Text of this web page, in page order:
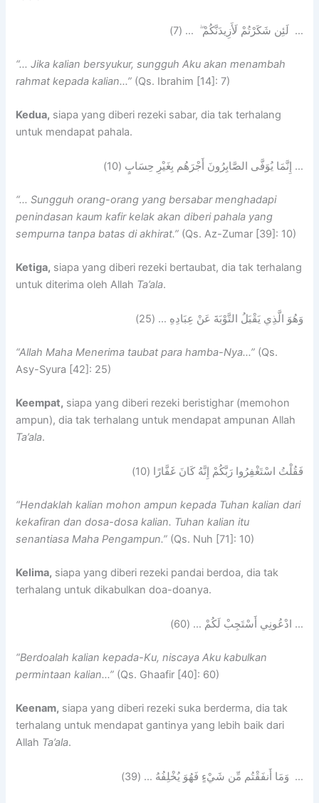
… لَئِن شَكَرْتُمْ لَأَزِيدَنَّكُمْ ۖ … (7)
“… Jika kalian bersyukur, sungguh Aku akan menambah
rahmat kepada kalian…” (Qs. Ibrahim [14]: 7)
Kedua, siapa yang diberi rezeki sabar, dia tak terhalang
untuk mendapat pahala.
… إِنَّمَا يُوَفَّى الصَّابِرُونَ أَجْرَهُم بِغَيْرِ حِسَابٍ (10)
“… Sungguh orang-orang yang bersabar menghadapi
penindasan kaum kafir kelak akan diberi pahala yang
sempurna tanpa batas di akhirat.” (Qs. Az-Zumar [39]: 10)
Ketiga, siapa yang diberi rezeki bertaubat, dia tak terhalang
untuk diterima oleh Allah Ta’ala.
وَهُوَ الَّذِي يَقْبَلُ التَّوْبَةَ عَنْ عِبَادِهِ … (25)
“Allah Maha Menerima taubat para hamba-Nya…” (Qs.
Asy-Syura [42]: 25)
Keempat, siapa yang diberi rezeki beristighar (memohon
ampun), dia tak terhalang untuk mendapat ampunan Allah
Ta’ala.
فَقُلْتُ اسْتَغْفِرُوا رَبَّكُمْ إِنَّهُ كَانَ غَفَّارًا (10)
“Hendaklah kalian mohon ampun kepada Tuhan kalian dari
kekafiran dan dosa-dosa kalian. Tuhan kalian itu
senantiasa Maha Pengampun.” (Qs. Nuh [71]: 10)
Kelima, siapa yang diberi rezeki pandai berdoa, dia tak
terhalang untuk dikabulkan doa-doanya.
… ادْعُونِي أَسْتَجِبْ لَكُمْ … (60)
“Berdoalah kalian kepada-Ku, niscaya Aku kabulkan
permintaan kalian…” (Qs. Ghaafir [40]: 60)
Keenam, siapa yang diberi rezeki suka berderma, dia tak
terhalang untuk mendapat gantinya yang lebih baik dari
Allah Ta’ala.
… وَمَا أَنفَقْتُم مِّن شَيْءٍ فَهُوَ يُخْلِفُهُ … (39)